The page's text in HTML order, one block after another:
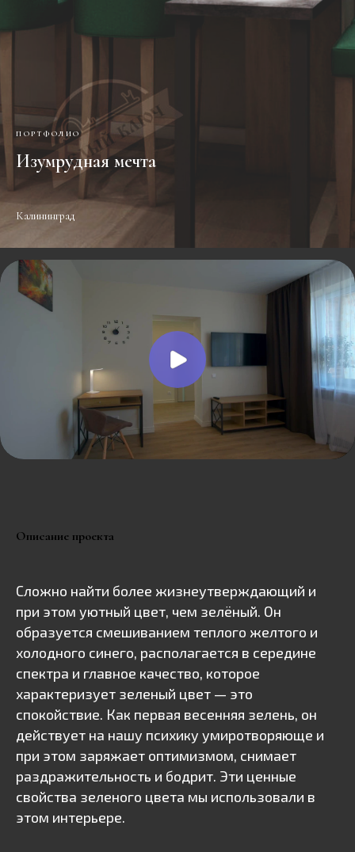
ПОРТФОЛИО
Изумрудная мечта
Калининград
Описание проекта
Сложно найти более жизнеутверждающий и
при этом уютный цвет, чем зелёный. Он
образуется смешиванием теплого желтого и
холодного синего, располагается в середине
спектра и главное качество, которое
характеризует зеленый цвет — это
спокойствие. Как первая весенняя зелень, он
действует на нашу психику умиротворяюще и
при этом заряжает оптимизмом, снимает
раздражительность и бодрит. Эти ценные
свойства зеленого цвета мы использовали в
этом интерьере.